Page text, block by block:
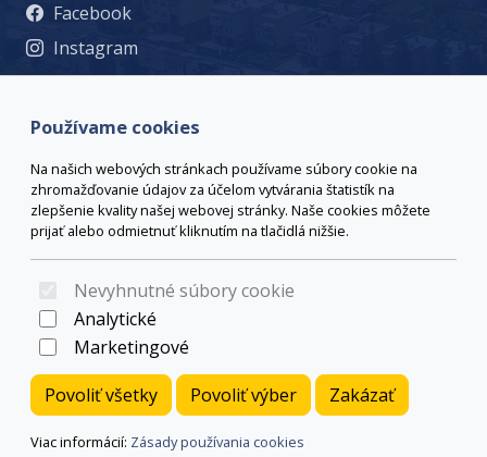
Používame cookies
Na našich webových stránkach používame súbory cookie na
zhromažďovanie údajov za účelom vytvárania štatistík na
zlepšenie kvality našej webovej stránky. Naše cookies môžete
prijať alebo odmietnuť kliknutím na tlačidlá nižšie.
Nevyhnutné súbory cookie
Analytické
Marketingové
Povoliť všetky
Povoliť výber Zakázať
Viac informácií: Zásady používania cookies
Facebook
Instagram
nad Hronom, +421 45 678 71 53, msu@ziar.sk,
© 2026 Arrabella s.r.o., mayabella s.r.o., Všetky práva
vyhradené.
Hosting: - Web: